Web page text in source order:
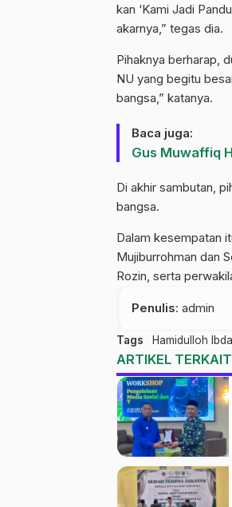
kan ‘Kami Jadi
akarnya,” tegas dia.
Pihaknya berharap,
NU yang begitu
bangsa,” katanya.
Baca juga:
Gus Muwaffiq
Di akhir sambutan,
bangsa.
Dalam kesempatan
Mujiburrohman dan
Rozin, serta
Penulis: admin
Tags Hamidulloh Ibda
ARTIKEL TERKAIT